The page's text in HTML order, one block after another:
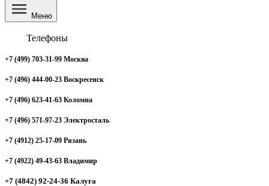
Меню
Телефоны
+7 (499) 703-31-99 Москва
+7 (496) 444-00-23 Воскресенск
+7 (496) 623-41-63 Коломна
+7 (496) 571-97-23 Электросталь
+7 (4912) 25-17-09 Рязань
+7 (4922) 49-43-63 Владимир
+7 (4842) 92-24-36 Калуга